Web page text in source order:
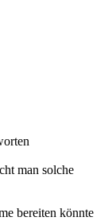
man solche
bereiten könnte